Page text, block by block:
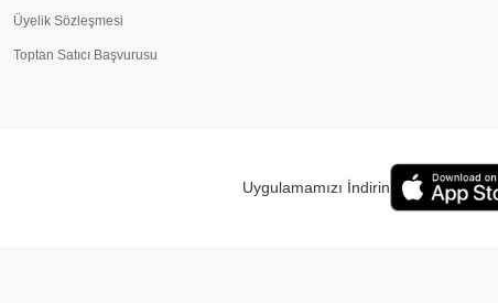
Üyelik Sözleşmesi
Toptan Satıcı Başvurusu
Uygulamamızı İndirin